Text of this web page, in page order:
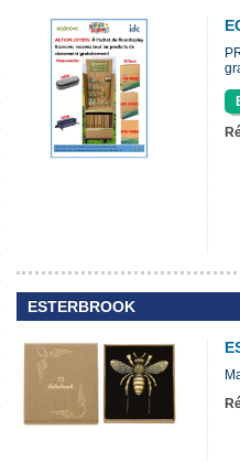
ESTERBROOK